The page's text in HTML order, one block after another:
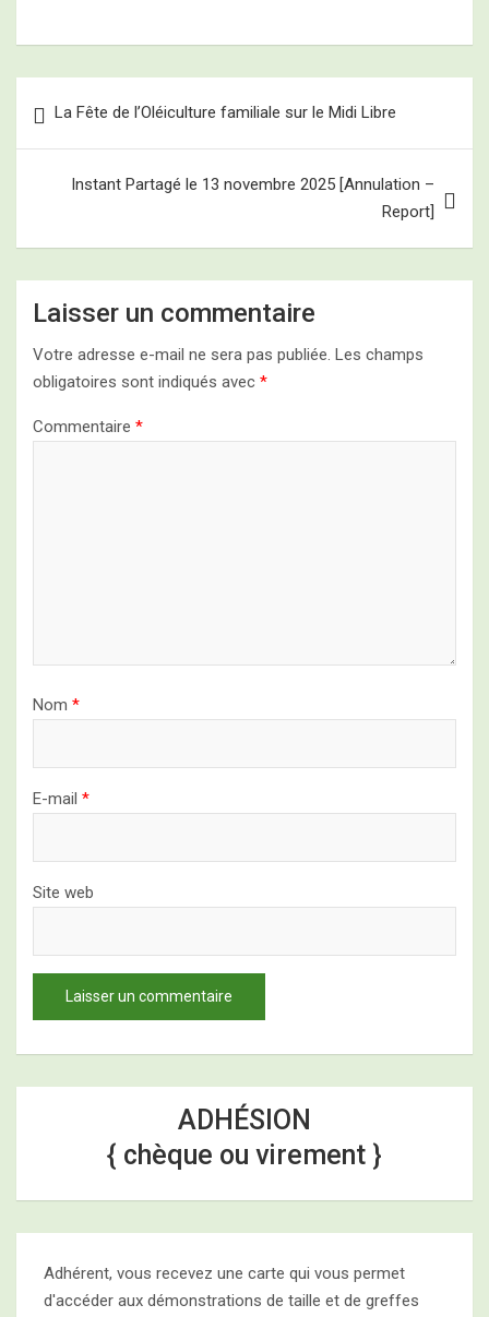
de La Fête de l’Oléiculture familiale sur le Midi Libre
Instant Partagé le 13 novembre 2025 [Annulation –
Report]
Laisser un commentaire
Votre adresse e-mail ne sera pas publiée. Les champs
obligatoires sont indiqués avec *
Commentaire *
Nom *
E-mail *
Site web
ADHÉSION
{ chèque ou virement }
Adhérent, vous recevez une carte qui vous permet
d'accéder aux démonstrations de taille et de greffes